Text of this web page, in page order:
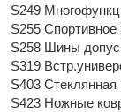
S249
S255
S258 Шины
S319
S403
S423 Ножные